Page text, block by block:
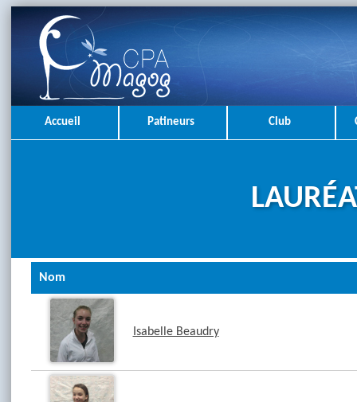
Accueil Patineurs Club
Nom
Isabelle Beaudry